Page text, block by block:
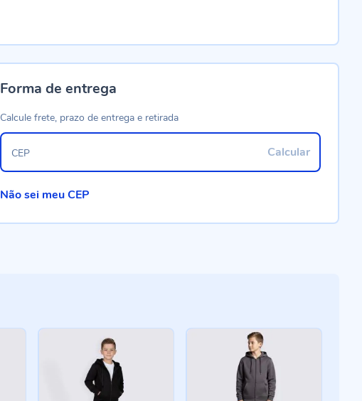
Forma de entrega
Calcule frete, prazo de entrega e retirada
Calcular
CEP
Não sei meu CEP